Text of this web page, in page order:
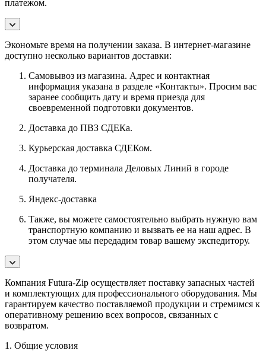
платежом.
Экономьте время на получении заказа. В интернет-магазине
доступно несколько вариантов доставки:
Самовывоз из магазина. Адрес и контактная
информация указана в разделе «Контакты». Просим вас
заранее сообщить дату и время приезда для
своевременной подготовки документов.
Доставка до ПВЗ СДЕКа.
Курьерская доставка СДЕКом.
Доставка до терминала Деловых Линий в городе
получателя.
Яндекс-доставка
Также, вы можете самостоятельно выбрать нужную вам
транспортную компанию и вызвать ее на наш адрес. В
этом случае мы передадим товар вашему экспедитору.
Компания Futura-Zip осуществляет поставку запасных частей
и комплектующих для профессионального оборудования. Мы
гарантируем качество поставляемой продукции и стремимся к
оперативному решению всех вопросов, связанных с
возвратом.
1. Общие условия